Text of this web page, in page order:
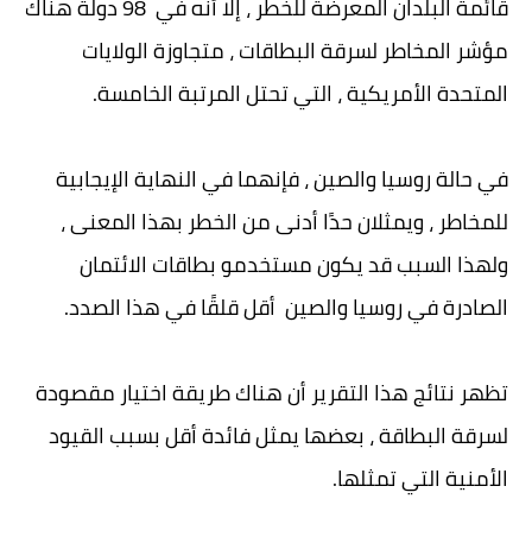
مؤشر المخاطر لسرقة البطاقات ، متجاوزة الولايات
المتحدة الأمريكية ، التي تحتل المرتبة الخامسة.
في حالة روسيا والصين ، فإنهما في النهاية الإيجابية
للمخاطر ، ويمثلان حدًا أدنى من الخطر بهذا المعنى ،
ولهذا السبب قد يكون مستخدمو بطاقات الائتمان
الصادرة في روسيا والصين أقل قلقًا في هذا الصدد.
تظهر نتائج هذا التقرير أن هناك طريقة اختيار مقصودة
لسرقة البطاقة ، بعضها يمثل فائدة أقل بسبب القيود
الأمنية التي تمثلها.